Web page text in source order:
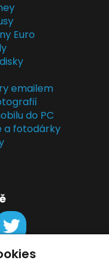
Euro
emailem
do PC
a fotodárky